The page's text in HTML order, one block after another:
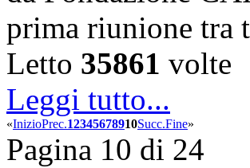
prima riunione
Letto 35861 volte
Leggi tutto...
«InizioPrec.12345678910Succ.Fine»
Pagina 10 di 24